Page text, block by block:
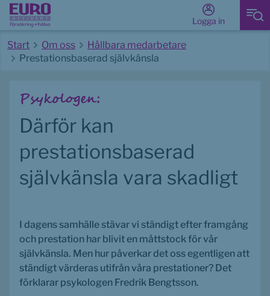
Logga in
Start Om oss
Hållbara medarbetare
Prestationsbaserad självkänsla
Psykologen:
Därför kan
prestationsbaserad
självkänsla vara skadligt
I dagens samhälle stävar vi ständigt efter framgång
och prestation har blivit en måttstock för vår
självkänsla. Men hur påverkar det oss egentligen att
ständigt värderas utifrån våra prestationer? Det
förklarar psykologen Fredrik Bengtsson.